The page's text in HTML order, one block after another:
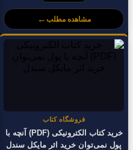
مشاهده مطلب ←
فروشگاه کتاب
خرید کتاب الکترونیکی (PDF) آنچه با
پول نمی‌توان خرید اثر مایکل سندل